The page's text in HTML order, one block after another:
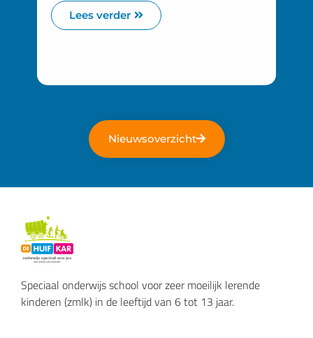
Lees verder
Nieuwsoverzicht
Speciaal onderwijs school voor zeer moeilijk lerende
kinderen (zmlk) in de leeftijd van 6 tot 13 jaar.